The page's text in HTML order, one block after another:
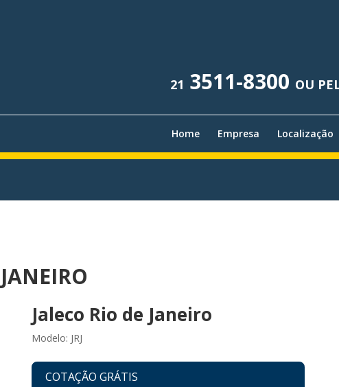
21 3511-8300 OU
Home Empresa Localização
Jaleco Rio de Janeiro
Modelo: JRJ
COTAÇÃO GRÁTIS